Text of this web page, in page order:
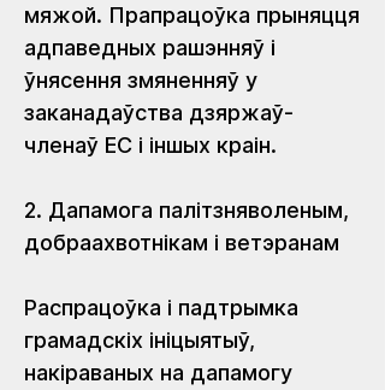
мяжой. Прапрацоўка прыняцця
адпаведных рашэнняў і
ўнясення змяненняў у
заканадаўства дзяржаў-
членаў ЕС і іншых краін.
2. Дапамога палітзняволеным,
добраахвотнікам і ветэранам
Распрацоўка і падтрымка
грамадскіх ініцыятыў,
накіраваных на дапамогу